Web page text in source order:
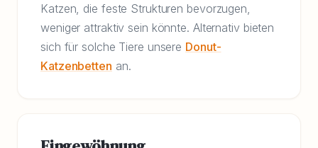
Katzen, die feste Strukturen bevorzugen,
weniger attraktiv sein könnte. Alternativ bieten
sich für solche Tiere unsere Donut-
Katzenbetten an.